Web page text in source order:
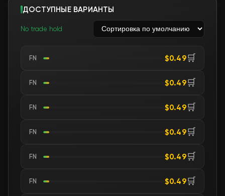
ДОСТУПНЫЕ ВАРИАНТЫ
No trade hold
FN $0.49🛒
FN $0.49🛒
FN $0.49🛒
FN $0.49🛒
FN $0.49🛒
FN $0.49🛒